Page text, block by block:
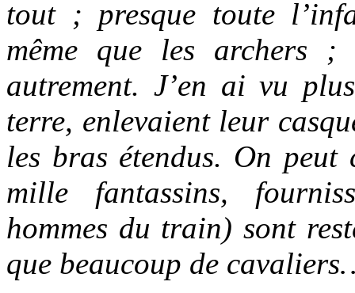
tout ; presque toute
même que les archers
autrement. J’en ai vu
terre, enlevaient leur
les bras étendus. On peut
mille fantassins,
hommes du train) sont
que beaucoup de